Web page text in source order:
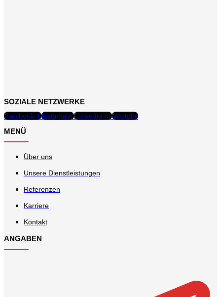
SOZIALE NETZWERKE
Facebook-f Instagram Linkedin-in Youtube
MENÜ
Über uns
Unsere Dienstleistungen
Referenzen
Karriere
Kontakt
ANGABEN